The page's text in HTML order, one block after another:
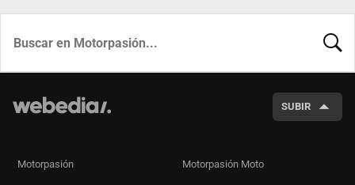
SUBIR
Motorpasión Motorpasión Moto